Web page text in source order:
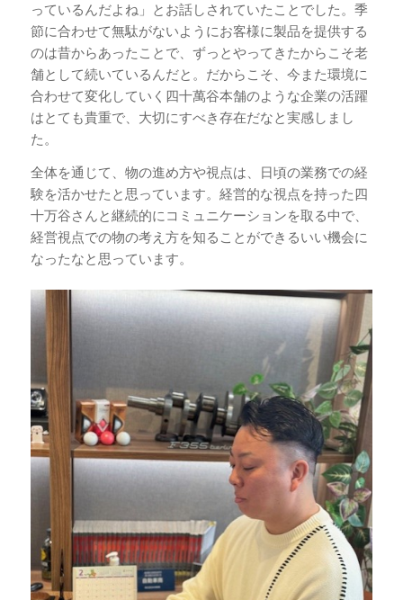
っているんだよね」とお話しされていたことでした。季
節に合わせて無駄がないようにお客様に製品を提供する
のは昔からあったことで、ずっとやってきたからこそ老
舗として続いているんだと。だからこそ、今また環境に
合わせて変化していく四十萬谷本舗のような企業の活躍
はとても貴重で、大切にすべき存在だなと実感しまし
た。
全体を通じて、物の進め方や視点は、日頃の業務での経
験を活かせたと思っています。経営的な視点を持った四
十万谷さんと継続的にコミュニケーションを取る中で、
経営視点での物の考え方を知ることができるいい機会に
なったなと思っています。